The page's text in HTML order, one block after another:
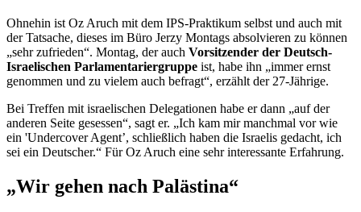
Ohnehin ist Oz Aruch mit dem IPS-Praktikum selbst und auch mit
der Tatsache, dieses im Büro Jerzy Montags absolvieren zu können
„sehr zufrieden“. Montag, der auch Vorsitzender der Deutsch-
Israelischen Parlamentariergruppe ist, habe ihn „immer ernst
genommen und zu vielem auch befragt“, erzählt der 27-Jährige.
Bei Treffen mit israelischen Delegationen habe er dann „auf der
anderen Seite gesessen“, sagt er. „Ich kam mir manchmal vor wie
ein 'Undercover Agent’, schließlich haben die Israelis gedacht, ich
sei ein Deutscher.“ Für Oz Aruch eine sehr interessante Erfahrung.
„Wir gehen nach Palästina“